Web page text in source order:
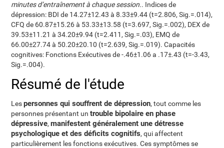
minutes d’entraînement à chaque session.. Indices de
dépression: BDI de 14.27±12.43 à 8.33±9.44 (t=2.806, Sig.=.014),
CFQ de 60.87±15.26 à 53.33±13.58 (t=3.697, Sig.=.002), DEX de
39.53±11.21 à 34.20±9.94 (t=2.411, Sig.=.03), EMQ de
66.00±27.74 à 50.20±20.10 (t=2.639, Sig.=.019). Capacités
cognitives: Fonctions Exécutives de -.46±1.06 a .17±.43 (t=-3.43,
Sig.=.004).
Résumé de l'étude
Lespersonnes qui souffrent de dépression, tout comme les
personnes présentant untrouble bipolaire en phase
dépressive,manifestent généralement une détresse
psychologique et des déficits cognitifs, qui affectent
particulièrement les fonctions exécutives. Ces symptômes se